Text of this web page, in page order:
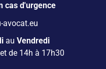
cas d'urgence
avocat.eu
au Vendredi
de 14h à 17h30